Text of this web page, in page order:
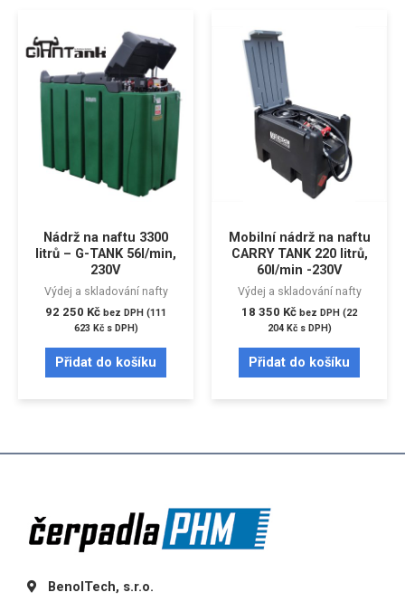
Nádrž na naftu 3300
litrů – G-TANK 56l/min,
230V
Výdej a skladování nafty
92 250 Kč bez DPH (111
623 Kčs DPH)
Přidat do košíku
Mobilní nádrž na naftu
CARRY TANK 220 litrů,
60l/min -230V
Výdej a skladování nafty
18 350 Kč bez DPH (22
204 Kčs DPH)
Přidat do košíku
BenolTech, s.r.o.